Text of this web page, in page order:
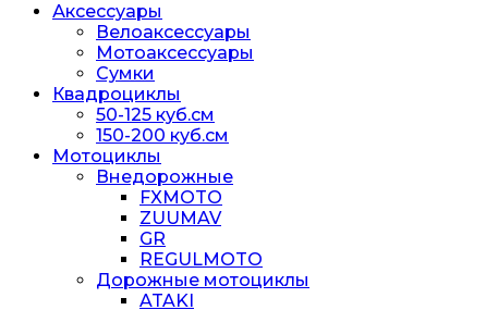
Аксессуары
Велоаксессуары
Мотоаксессуары
Сумки
Квадроциклы
50-125 куб.см
150-200 куб.см
Мотоциклы
Внедорожные
FXMOTO
ZUUMAV
GR
REGULMOTO
Дорожные мотоциклы
ATAKI